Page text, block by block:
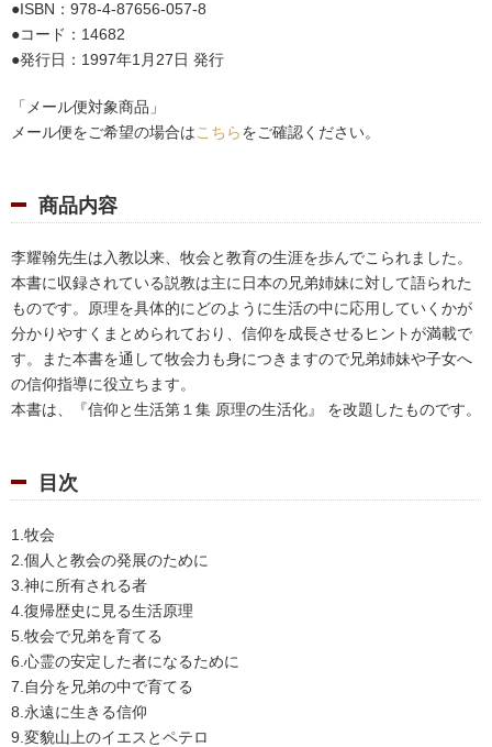
ISBN：978-4-87656-057-8
コード：14682
発行日：1997年1月27日 発行
「メール便対象商品」
メール便をご希望の場合はこちらをご確認ください。
商品内容
李耀翰先生は入教以来、牧会と教育の生涯を歩んでこられました。
本書に収録されている説教は主に日本の兄弟姉妹に対して語られた
ものです。原理を具体的にどのように生活の中に応用していくかが
分かりやすくまとめられており、信仰を成長させるヒントが満載で
す。また本書を通して牧会力も身につきますので兄弟姉妹や子女へ
の信仰指導に役立ちます。
本書は、『信仰と生活第１集 原理の生活化』 を改題したものです。
目次
1.牧会
2.個人と教会の発展のために
3.神に所有される者
4.復帰歴史に見る生活原理
5.牧会で兄弟を育てる
6.心霊の安定した者になるために
7.自分を兄弟の中で育てる
8.永遠に生きる信仰
9.変貌山上のイエスとペテロ